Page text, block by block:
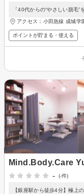
「40代からの“やさしい脱毛
アクセス：小田急線 成城学
ポイントが貯まる・使える
Mind.Body.Care
-
(-件)
【銀座駅から徒歩4分】極